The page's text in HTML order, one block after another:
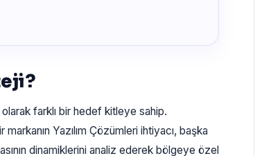
farklı bir hedef kitleye sahip.
Yazılım Çözümleri ihtiyacı, başka
dinamiklerini analiz ederek bölgeye özel